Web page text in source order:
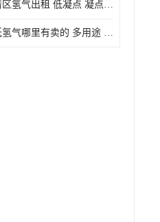
武清区氢气出租 低凝点 凝点为-259
宝坻氢气哪里有卖的 多用途 可以在空气中上升